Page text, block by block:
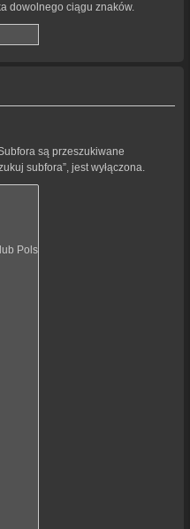
dowolnego ciągu znaków.
są przeszukiwane
subfora”, jest wyłączona.